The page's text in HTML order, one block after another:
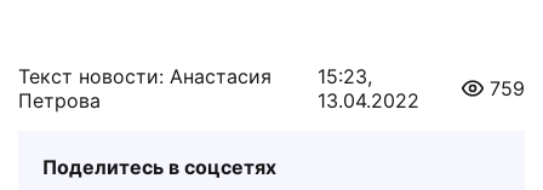
Текст новости: Анастасия
Петрова
15:23,
13.04.2022
759
Поделитесь в соцсетях